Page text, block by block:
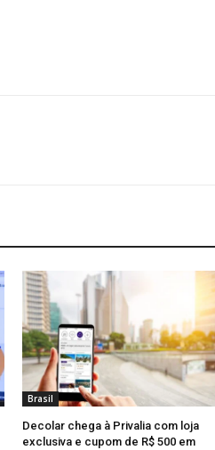
Brasil
Decolar chega à Privalia com loja
exclusiva e cupom de R$ 500 em